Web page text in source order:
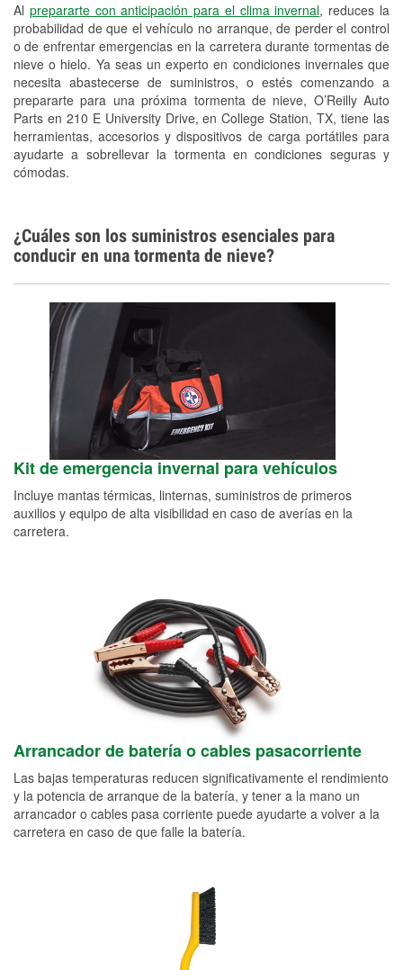
Al prepararte con anticipación para el clima invernal, reduces la
probabilidad de que el vehículo no arranque, de perder el control
o de enfrentar emergencias en la carretera durante tormentas de
nieve o hielo. Ya seas un experto en condiciones invernales que
necesita abastecerse de suministros, o estés comenzando a
prepararte para una próxima tormenta de nieve, O’Reilly Auto
Parts en 210 E University Drive, en College Station, TX, tiene las
herramientas, accesorios y dispositivos de carga portátiles para
ayudarte a sobrellevar la tormenta en condiciones seguras y
cómodas.
Hurricane Supplies
Snowstorm Supplies
Tornado Supplies
Conoce más
¿Cuáles son los suministros esenciales para
conducir en una tormenta de nieve?
Kit de emergencia invernal para vehículos
Incluye mantas térmicas, linternas, suministros de primeros
auxilios y equipo de alta visibilidad en caso de averías en la
carretera.
Arrancador de batería o cables pasacorriente
Las bajas temperaturas reducen significativamente el rendimiento
y la potencia de arranque de la batería, y tener a la mano un
arrancador o cables pasa corriente puede ayudarte a volver a la
carretera en caso de que falle la batería.